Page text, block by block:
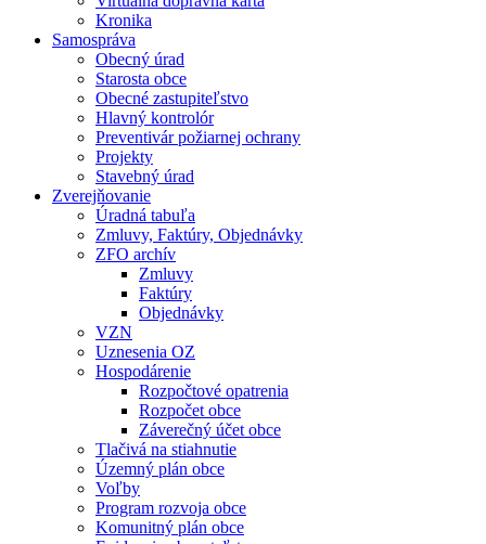
Kronika
Samospráva
Obecný úrad
Starosta obce
Obecné zastupiteľstvo
Hlavný kontrolór
Preventivár požiarnej ochrany
Projekty
Stavebný úrad
Zverejňovanie
Úradná tabuľa
Zmluvy, Faktúry, Objednávky
ZFO archív
Zmluvy
Faktúry
Objednávky
VZN
Uznesenia OZ
Hospodárenie
Rozpočtové opatrenia
Rozpočet obce
Záverečný účet obce
Tlačivá na stiahnutie
Územný plán obce
Voľby
Program rozvoja obce
Komunitný plán obce